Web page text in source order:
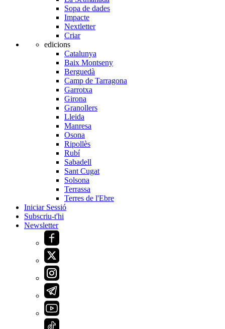
Sopa de dades
Impacte
Nextletter
Criar
edicions
Catalunya
Baix Montseny
Berguedà
Camp de Tarragona
Garrotxa
Girona
Granollers
Lleida
Manresa
Osona
Ripollès
Rubí
Sabadell
Sant Cugat
Solsona
Terrassa
Terres de l'Ebre
Iniciar Sessió
Subscriu-t'hi
Newsletter